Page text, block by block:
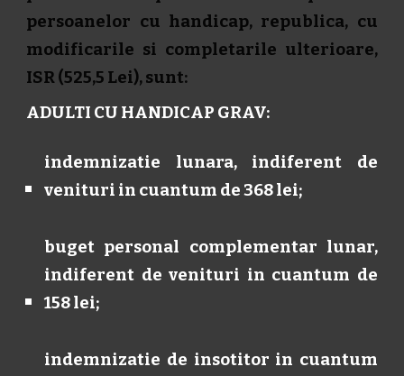
persoanelor cu handicap, republica, cu
modificarile si completarile ulterioare,
ISR (525,5 Lei), sunt:
ADULTI CU HANDICAP GRAV:
indemnizatie lunara, indiferent de
venituri in cuantum de 368 lei;
buget personal complementar lunar,
indiferent de venituri in cuantum de
158 lei;
indemnizatie de insotitor in cuantum